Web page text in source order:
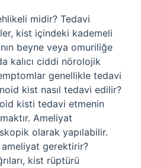
midir? Tedavi
kist içindeki kademeli
beyne veya omuriliğe
kalıcı ciddi nörolojik
genellikle tedavi
kist nasıl tedavi edilir?
kisti tedavi etmenin
Ameliyat
olarak yapılabilir.
gerektirir?
kist rüptürü